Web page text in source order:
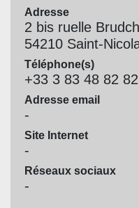
Adresse
2 bis ruelle
54210 Saint-
Téléphone(s)
+33 3 83 48 82 82
Adresse email
-
Site Internet
-
Réseaux sociaux
-